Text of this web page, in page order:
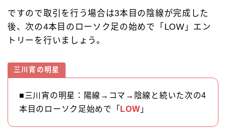
ですので取引を行う場合は3本目の陰線が完成した
後、次の4本目のローソク足の始めで「LOW」エン
トリーを行いましょう。
三川宵の明星
■三川宵の明星：陽線→コマ→陰線と続いた次の4
本目のローソク足始めで「 LOW 」